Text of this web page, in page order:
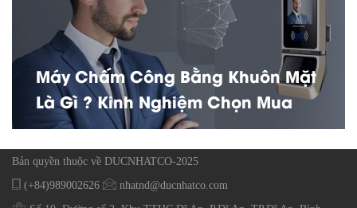
Máy Chấm Công Bằng Khuôn Mặt
Là Gì ? Kinh Nghiệm Chọn Mua
Bản quyền thuộc về DUCNHATCO-2025
(+84)989002626
nhatnd@ducnhatco.com